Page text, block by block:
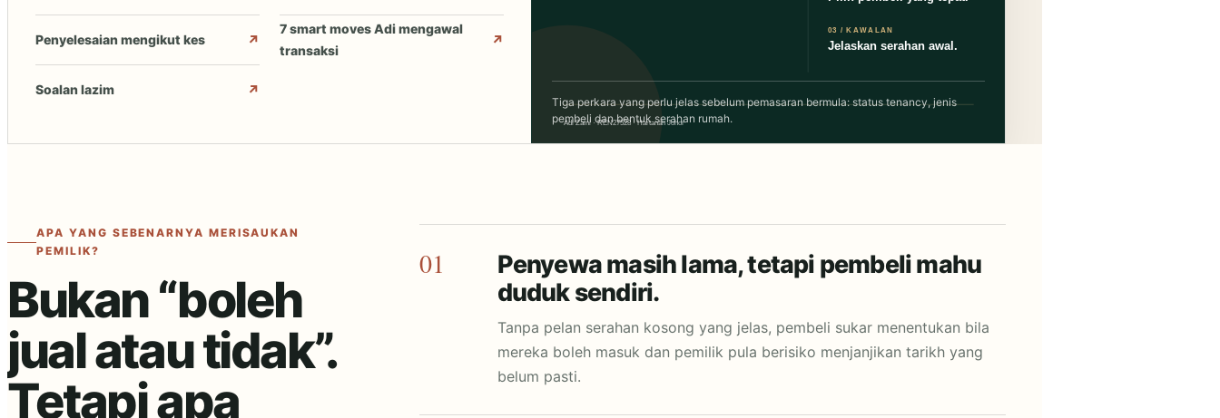
Penyelesaian mengikut kes
7 smart moves Adi mengawal
transaksi
Soalan lazim
Tiga perkara yang perlu jelas sebelum pemasaran bermula: status tenancy, jenis
pembeli dan bentuk serahan rumah.
APA YANG SEBENARNYA MERISAUKAN
PEMILIK?
Bukan “boleh
jual atau tidak”.
Tetapi apa
01
Penyewa masih lama, tetapi pembeli mahu
duduk sendiri.
Tanpa pelan serahan kosong yang jelas, pembeli sukar menentukan bila
mereka boleh masuk dan pemilik pula berisiko menjanjikan tarikh yang
belum pasti.